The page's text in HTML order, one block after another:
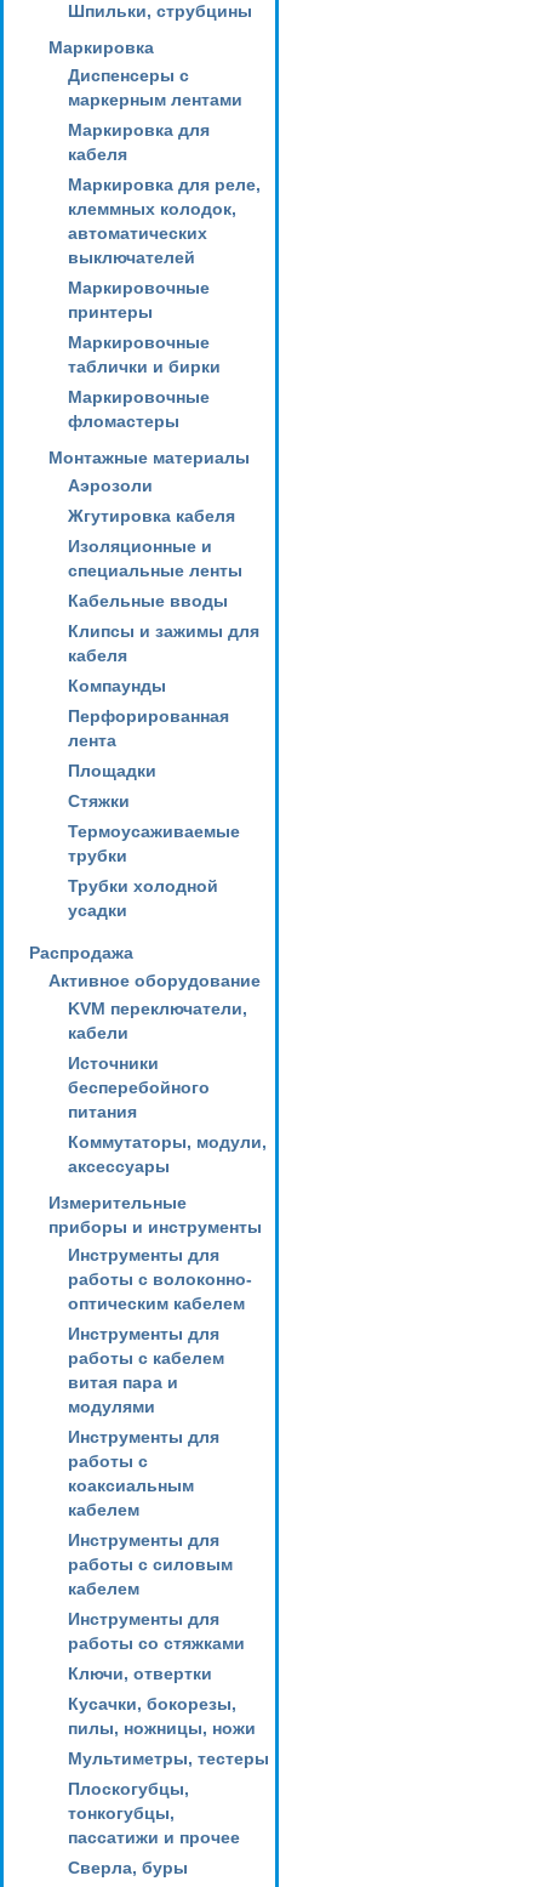
Шпильки, струбцины
Маркировка
Диспенсеры с
маркерным лентами
Маркировка для
кабеля
Маркировка для реле,
клеммных колодок,
автоматических
выключателей
Маркировочные
принтеры
Маркировочные
таблички и бирки
Маркировочные
фломастеры
Монтажные материалы
Аэрозоли
Жгутировка кабеля
Изоляционные и
специальные ленты
Кабельные вводы
Клипсы и зажимы для
кабеля
Компаунды
Перфорированная
лента
Площадки
Стяжки
Термоусаживаемые
трубки
Трубки холодной
усадки
Распродажа
Активное оборудование
KVM переключатели,
кабели
Источники
бесперебойного
питания
Коммутаторы, модули,
аксессуары
Измерительные
приборы и инструменты
Инструменты для
работы с волоконно-
оптическим кабелем
Инструменты для
работы с кабелем
витая пара и
модулями
Инструменты для
работы с
коаксиальным
кабелем
Инструменты для
работы с силовым
кабелем
Инструменты для
работы со стяжками
Ключи, отвертки
Кусачки, бокорезы,
пилы, ножницы, ножи
Мультиметры, тестеры
Плоскогубцы,
тонкогубцы,
пассатижи и прочее
Сверла, буры